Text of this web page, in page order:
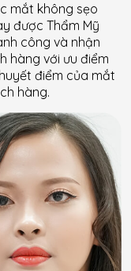
mắt không sẹo
được Thẩm Mỹ
công và nhận
hàng với ưu điểm
điểm của mắt
hàng.